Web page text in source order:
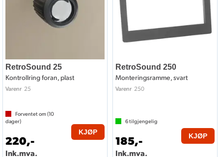
RetroSound 25
Kontrollring foran, plast
Varenr 25
Forventet om (10
dager)
220,-
Ink.mva.
KJØP
RetroSound 250
Monteringsramme, svart
Varenr 250
6tilgjengelig
185,-
Ink.mva.
KJØP